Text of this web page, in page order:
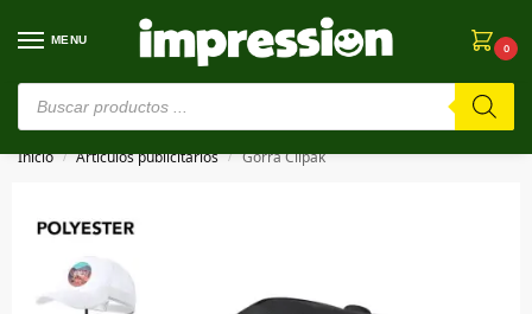
MENU
0
⚠️ Estamos en pruebas. Si algo falla, ¡Perdón!⚠️
Inicio / Artículos publicitarios / Gorra Clipak